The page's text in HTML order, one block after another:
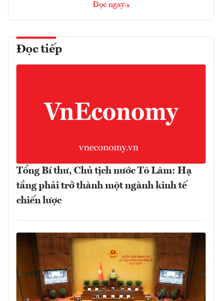
Đọc ngay
Đọc tiếp
Tổng Bí thư, Chủ tịch nước Tô Lâm: Hạ
tầng phải trở thành một ngành kinh tế
chiến lược